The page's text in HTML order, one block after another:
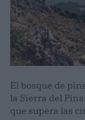
El bosque de
la Sierra del
que supera las